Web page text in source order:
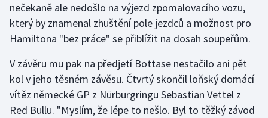
nečekaně ale nedošlo na výjezd zpomalovacího vozu,
který by znamenal zhuštění pole jezdců a možnost pro
Hamiltona "bez práce" se přiblížit na dosah soupeřům.
V závěru mu pak na předjetí Bottase nestačilo ani pět
kol v jeho těsném závěsu. Čtvrtý skončil loňský domácí
vítěz německé GP z Nürburgringu Sebastian Vettel z
Red Bullu. "Myslím, že lépe to nešlo. Byl to těžký závod